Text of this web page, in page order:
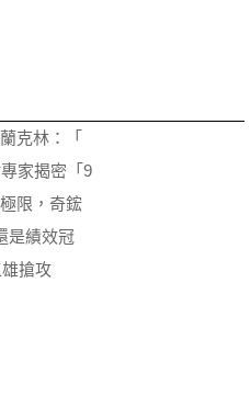
克林：「
家揭密「9
限，奇鋐
是績效冠
搶攻